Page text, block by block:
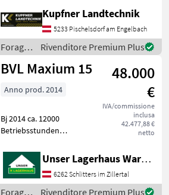
Gegenschneiden
mechanisch einschwenkbar,
Rückfahrkamera und LED
Arbeitsbeleuchtung,
Kupfner Landtechnik
5233 Pischelsdorf am Engelbach
Foraggiamento
/
Faresin
Rivenditore Premium Plus
BVL Maxium 15
48.000
€
IVA/commissione
inclusa
42.477,88 €
netto
Anno prod. 2014
Bj 2014 ca. 12000
Betriebsstunden
miscelatori
Unser Lagerhaus Warenhandelsges.m.b.H.
6262 Schlitters im Zillertal
ForaggiamentoRivenditore Premium Plus